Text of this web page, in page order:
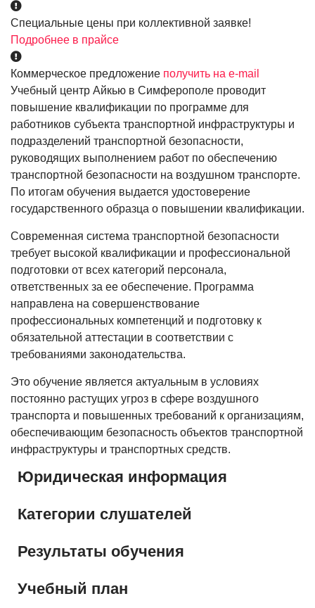
Специальные цены при коллективной заявке!
Подробнее в прайсе
Коммерческое предложение получить на e-mail
Учебный центр Айкью в Симферополе проводит
повышение квалификации по программе для
работников субъекта транспортной инфраструктуры и
подразделений транспортной безопасности,
руководящих выполнением работ по обеспечению
транспортной безопасности на воздушном транспорте.
По итогам обучения выдается удостоверение
государственного образца о повышении квалификации.
Современная система транспортной безопасности
требует высокой квалификации и профессиональной
подготовки от всех категорий персонала,
ответственных за ее обеспечение. Программа
направлена на совершенствование
профессиональных компетенций и подготовку к
обязательной аттестации в соответствии с
требованиями законодательства.
Это обучение является актуальным в условиях
постоянно растущих угроз в сфере воздушного
транспорта и повышенных требований к организациям,
обеспечивающим безопасность объектов транспортной
инфраструктуры и транспортных средств.
Юридическая информация
Категории слушателей
Результаты обучения
Учебный план